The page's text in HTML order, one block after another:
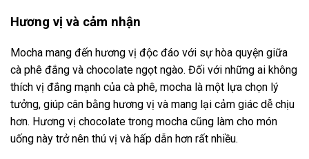
Hương vị và cảm nhận
Mocha mang đến hương vị độc đáo với sự hòa quyện giữa
cà phê đắng và chocolate ngọt ngào. Đối với những ai không
thích vị đắng mạnh của cà phê, mocha là một lựa chọn lý
tưởng, giúp cân bằng hương vị và mang lại cảm giác dễ chịu
hơn. Hương vị chocolate trong mocha cũng làm cho món
uống này trở nên thú vị và hấp dẫn hơn rất nhiều.